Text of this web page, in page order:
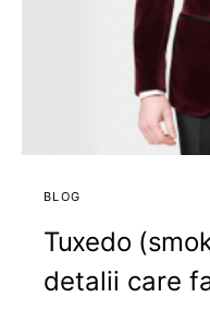
BLOG
Tuxedo
detalii care